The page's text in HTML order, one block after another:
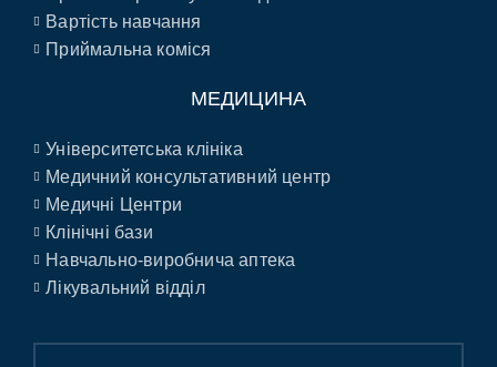
Вартість навчання
Приймальна коміся
МЕДИЦИНА
Університетська клініка
Медичний консультативний центр
Медичні Центри
Клінічні бази
Навчально-виробнича аптека
Лікувальний відділ